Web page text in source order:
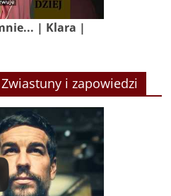
| Klara |
i zapowiedzi